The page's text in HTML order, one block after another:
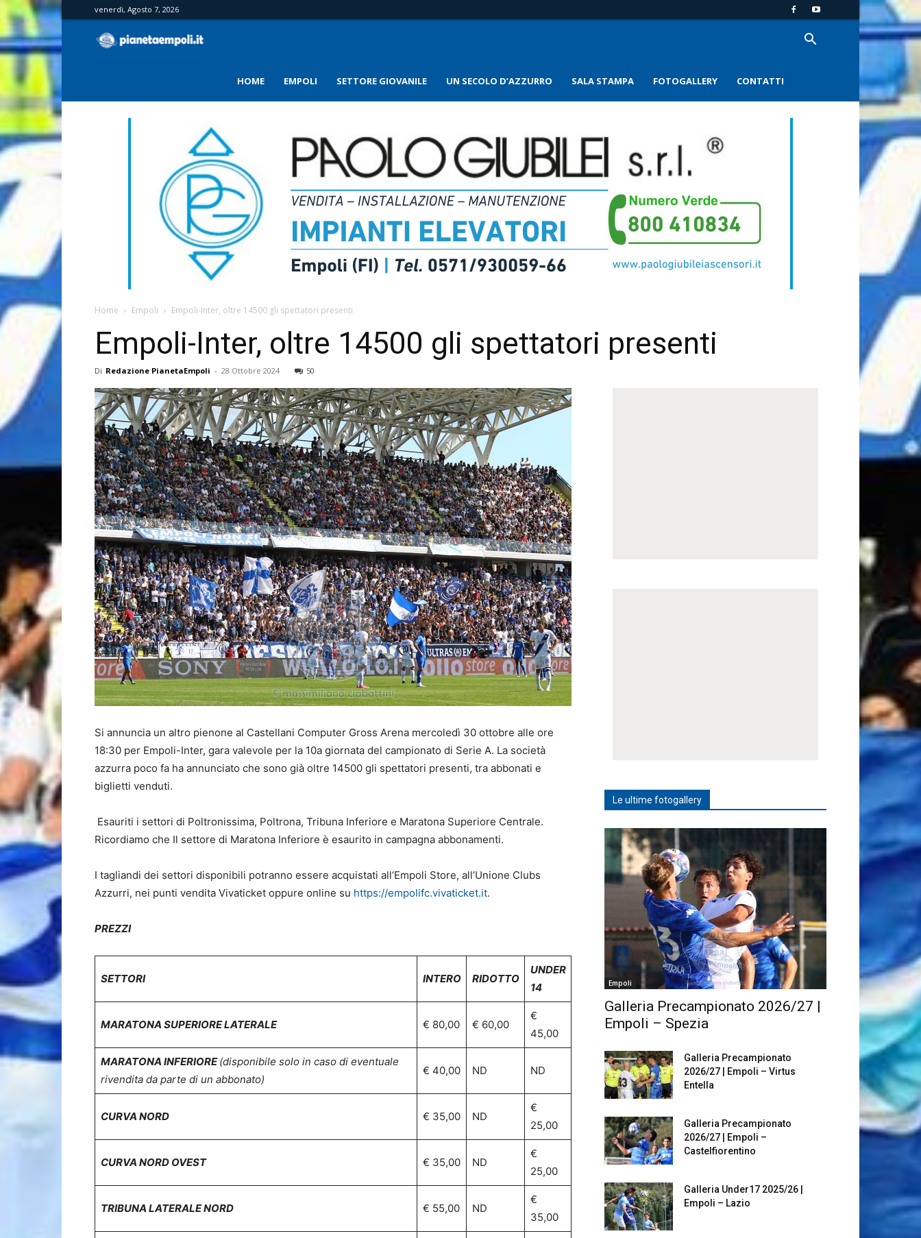
venerdì, Agosto 7, 2026
HOME EMPOLI SETTORE GIOVANILE UN SECOLO D’AZZURRO SALA STAMPA FOTOGALLERY CONTATTI
Home Empoli Empoli-Inter, oltre 14500 gli spettatori presenti
Empoli-Inter, oltre 14500 gli spettatori presenti
Di Redazione PianetaEmpoli - 28 Ottobre 2024 50
Si annuncia un altro pienone al Castellani Computer Gross Arena mercoledì 30 ottobre alle ore
18:30 per Empoli-Inter, gara valevole per la 10a giornata del campionato di Serie A. La società
azzurra poco fa ha annunciato che sono già oltre 14500 gli spettatori presenti, tra abbonati e
biglietti venduti.
Esauriti i settori di Poltronissima, Poltrona, Tribuna Inferiore e Maratona Superiore Centrale.
Ricordiamo che Il settore di Maratona Inferiore è esaurito in campagna abbonamenti.
I tagliandi dei settori disponibili potranno essere acquistati all’Empoli Store, all’Unione Clubs
Azzurri, nei punti vendita Vivaticket oppure online su https://empolifc.vivaticket.it.
PREZZI
SETTORI INTERO RIDOTTO
UNDER
14
MARATONA SUPERIORE LATERALE € 80,00 € 60,00
€
45,00
MARATONA INFERIORE(disponibile solo in caso di eventuale
rivendita da parte di un abbonato)
€ 40,00 ND ND
CURVA NORD € 35,00 ND
€
25,00
CURVA NORD OVEST € 35,00 ND
€
25,00
TRIBUNA LATERALE NORD € 55,00 ND
€
35,00
Le ultime fotogallery
Empoli
Galleria Precampionato 2026/27 |
Empoli – Spezia
Galleria Precampionato
2026/27 | Empoli – Virtus
Entella
Galleria Precampionato
2026/27 | Empoli –
Castelfiorentino
Galleria Under17 2025/26 |
Empoli – Lazio